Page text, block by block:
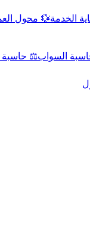
الخدمة💱 محول
السواب⚖️ حاسبة